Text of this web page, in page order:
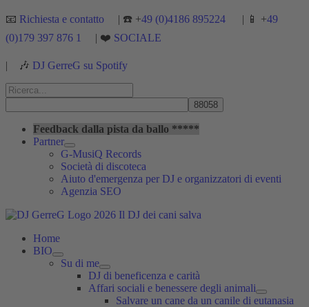
Vai
contenuto
📧 Richiesta e contatto | ☎️ +49 (0)4186 895224 | 📱 +49
(0)179 397 876 1
| ❤️ SOCIALE
| 🎶 DJ GerreG su Spotify
Cerca:
Feedback dalla pista da ballo *****
Partner
G-MusiQ Records
Società di discoteca
Aiuto d'emergenza per DJ e organizzatori di eventi
Agenzia SEO
Home
BIO
Su di me
DJ di beneficenza e carità
Affari sociali e benessere degli animali
Salvare un cane da un canile di eutanasia